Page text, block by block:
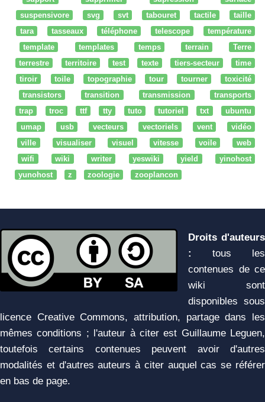
suspensivore
svg svt tabouret tactile
taille
tara
tasseaux téléphone telescope
température
template
templates temps terrain
Terre
terrestre
territoire test texte tiers-secteur
time
tiroir
toile topographie tour tourner
toxicité
transistors
transition transmission
transports
trap
troc ttf tty tuto tutoriel txt
ubuntu
umap
usb vecteurs vectoriels vent
vidéo
ville
visualiser visuel vitesse voile
web
wifi
wiki writer yeswiki yield
yinohost
yunohost
z zoologie zooplancon
Droits d'auteurs
:
tous les
contenues de ce
wiki sont
disponibles sous
licence Creative Commons, attribution, partage dans les
mêmes conditions ; l'auteur à citer est Guillaume Leguen,
toutefois certains contenues peuvent avoir d'autres
modalités et d'autres auteurs à citer auquel cas se référer
en bas de page.